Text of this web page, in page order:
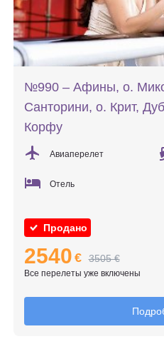
№990 – Афины, о.
Санторини, о. Крит,
Корфу
Авиаперелет
Отель
Продано
2540 € 3505 €
Все перелеты уже включены